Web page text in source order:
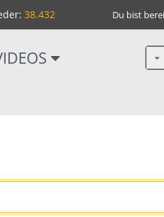
38.432 Du bist